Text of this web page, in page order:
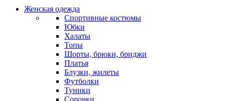
Женская одежда
Спортивные костюмы
Юбки
Халаты
Топы
Шорты, брюки, бриджи
Платья
Блузки, жилеты
Футболки
Туники
Сорочки